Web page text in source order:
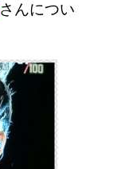
さんについ